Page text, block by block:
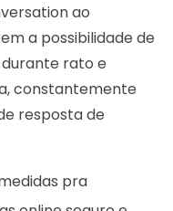
ao
a possibilidade de
rato e
constantemente
resposta de
pra